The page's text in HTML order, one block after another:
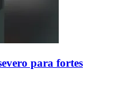
para fortes